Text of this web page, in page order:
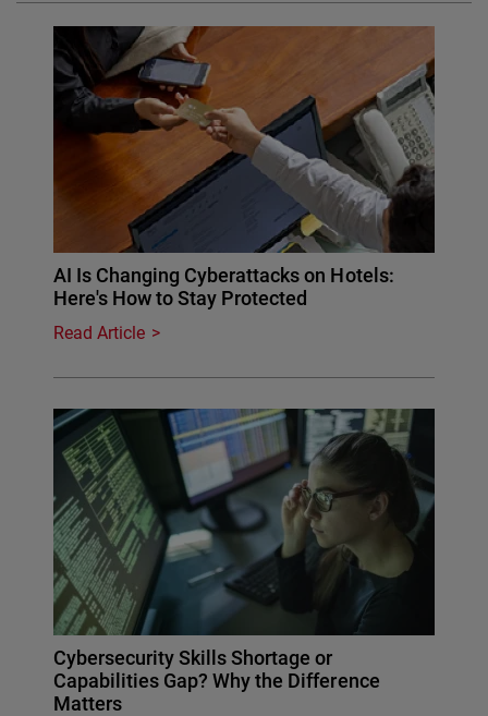
AI Is Changing Cyberattacks on Hotels:
Here's How to Stay Protected
Read Article
Cybersecurity Skills Shortage or
Capabilities Gap? Why the Difference
Matters